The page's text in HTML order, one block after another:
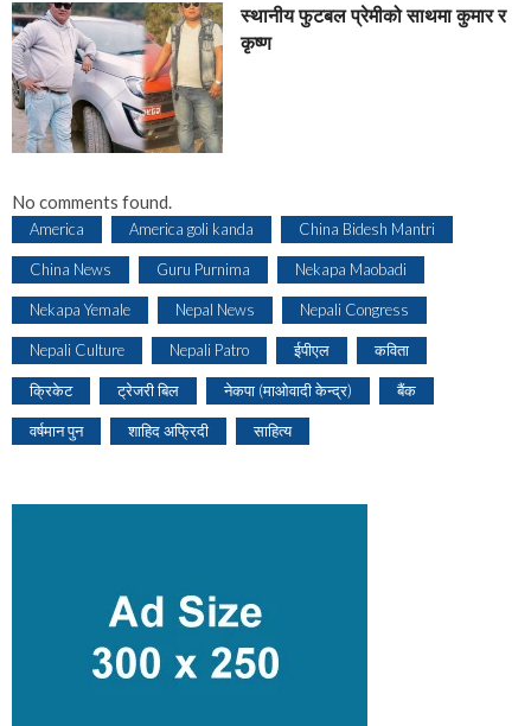
स्थानीय फुटबल प्रेमीको साथमा कुमार र
कृष्ण
No comments found.
America America goli kanda China Bidesh Mantri
China News Guru Purnima Nekapa Maobadi
Nekapa Yemale Nepal News Nepali Congress
Nepali Culture Nepali Patro ईपीएल कविता
क्रिकेट ट्रेजरी बिल नेकपा (माओवादी केन्द्र) बैंक
वर्षमान पुन शाहिद अफ्रिदी साहित्य